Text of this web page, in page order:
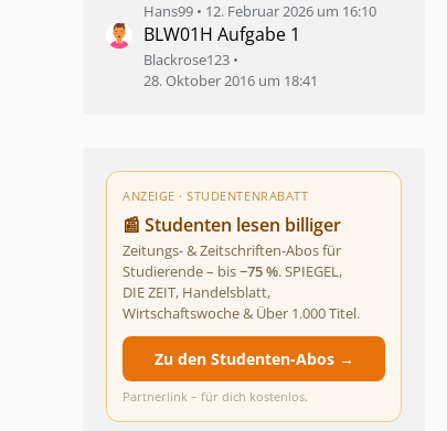
Hans99 12. Februar 2026 um 16:10
BLW01H Aufgabe 1
Blackrose123
28. Oktober 2016 um 18:41
ANZEIGE · STUDENTENRABATT
📰 Studenten lesen billiger
Zeitungs- & Zeitschriften-Abos für
Studierende – bis−75 %. SPIEGEL,
DIE ZEIT, Handelsblatt,
Wirtschaftswoche & Über 1.000 Titel.
Zu den Studenten-Abos →
Partnerlink – für dich kostenlos.